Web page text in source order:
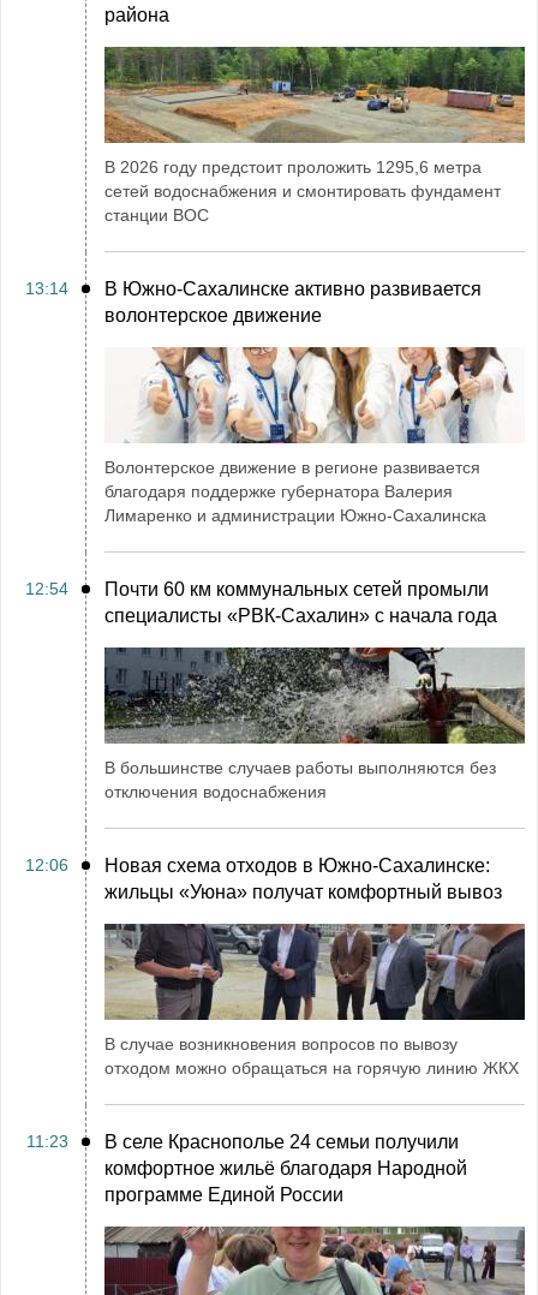
района
В 2026 году предстоит проложить 1295,6 метра
сетей водоснабжения и смонтировать фундамент
станции ВОС
13:14
В Южно-Сахалинске активно развивается
волонтерское движение
Волонтерское движение в регионе развивается
благодаря поддержке губернатора Валерия
Лимаренко и администрации Южно-Сахалинска
12:54
Почти 60 км коммунальных сетей промыли
специалисты «РВК‑Сахалин» с начала года
В большинстве случаев работы выполняются без
отключения водоснабжения
12:06
Новая схема отходов в Южно-Сахалинске:
жильцы «Уюна» получат комфортный вывоз
В случае возникновения вопросов по вывозу
отходом можно обращаться на горячую линию ЖКХ
11:23
В селе Краснополье 24 семьи получили
комфортное жильё благодаря Народной
программе Единой России